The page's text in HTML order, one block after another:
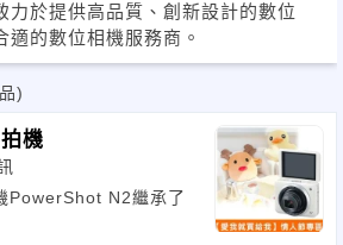
力於提供高品質、創新設計的數位
適的數位相機服務商。
)
機
PowerShot N2繼承了